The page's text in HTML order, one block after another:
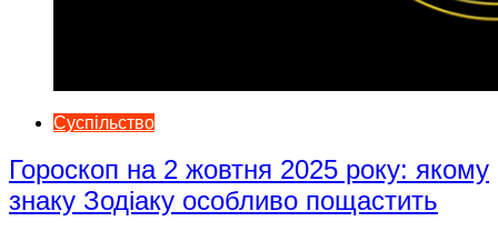
Суспільство
Гороскоп на 2 жовтня 2025 року: якому
знаку Зодіаку особливо пощастить